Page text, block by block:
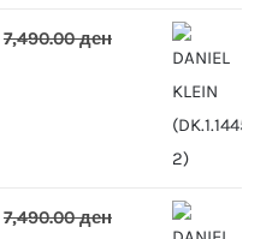
7,490.00ден
7,490.00ден